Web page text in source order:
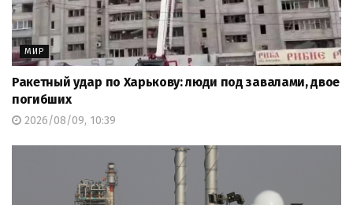
МИР
Ракетный удар по Харькову: люди под завалами, двое
погибших
2026/08/09, 10:39